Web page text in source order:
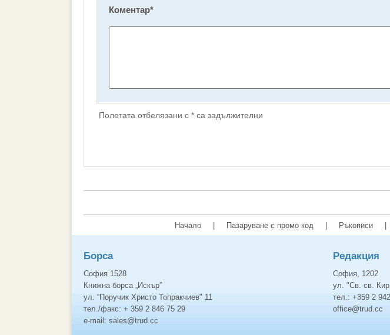
Коментар*
Полетата отбелязани с * са задължителни
Начало Пазаруване с промо код Ръкописи
Борса
София 1528
Книжна борса „Искър”
ул. “Поручик Христо Топракчиев" 11
тел./факс: + 359 2 846 75 29
e-mail: sales@trud.cc
Редакция
София, 1202
ул. "Св. св.
тел.: +359 2
office@trud.cc